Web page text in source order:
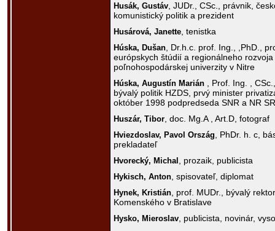
Husák, Gustáv , JUDr., CSc., právnik,
komunistický politik a prezident
Husárová, Janette , tenistka
Húska, Dušan , Dr.h.c. prof. Ing., ,PhD.,
európskych štúdií a regionálneho rozvoja
poľnohospodárskej univerzity v Nitre
Húska, Augustín Marián
, Prof. Ing. ,
bývalý politik HZDS, prvý minister
október 1998 podpredseda SNR a NR
Huszár, Tibor , doc. Mg.A , Art.D, fotograf
Hviezdoslav, Pavol Ország , PhDr. h. c,
prekladateľ
Hvorecký, Michal , prozaik, publicista
Hykisch, Anton , spisovateľ, diplomat
Hynek, Kristián , prof. MUDr., bývalý
Komenského v Bratislave
Hysko, Mieroslav , publicista, novinár,